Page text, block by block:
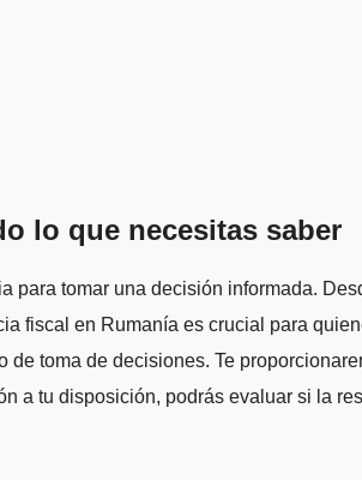
lo que necesitas saber
fiscal en Rumanía es crucial para
toma de decisiones. Te
a tu disposición, podrás evaluar si la